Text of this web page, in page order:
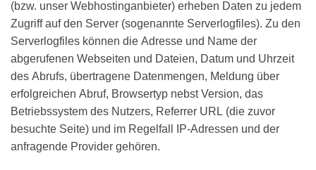
(bzw. unser Webhostinganbieter) erheben Daten zu jedem
Zugriff auf den Server (sogenannte Serverlogfiles). Zu den
Serverlogfiles können die Adresse und Name der
abgerufenen Webseiten und Dateien, Datum und Uhrzeit
des Abrufs, übertragene Datenmengen, Meldung über
erfolgreichen Abruf, Browsertyp nebst Version, das
Betriebssystem des Nutzers, Referrer URL (die zuvor
besuchte Seite) und im Regelfall IP-Adressen und der
anfragende Provider gehören.